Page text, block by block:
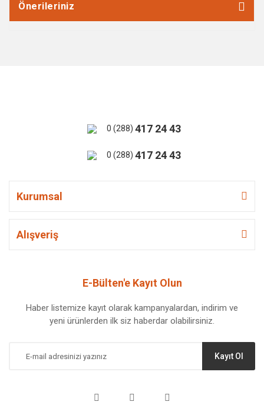
Önerileriniz
0 (288) 417 24 43
0 (288) 417 24 43
Kurumsal
Alışveriş
E-Bülten'e Kayıt Olun
Haber listemize kayıt olarak kampanyalardan, indirim ve
yeni ürünlerden ilk siz haberdar olabilirsiniz.
Kayıt Ol